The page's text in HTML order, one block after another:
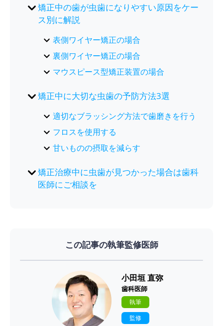
矯正中の歯が虫歯になりやすい原因をケー
ス別に解説
表側ワイヤー矯正の場合
裏側ワイヤー矯正の場合
マウスピース型矯正装置の場合
矯正中に大切な虫歯の予防方法3選
適切なブラッシング方法で歯磨きを行う
フロスを使用する
甘いものの摂取を減らす
矯正治療中に虫歯が見つかった場合は歯科
医師にご相談を
この記事の執筆監修医師
小田垣 直弥
歯科医師
執筆
監修